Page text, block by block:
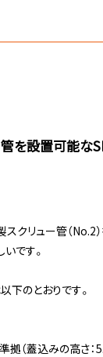
を設置可能な
クリュー管（No.2
です。
下のとおりです。
拠（蓋込みの高さ：